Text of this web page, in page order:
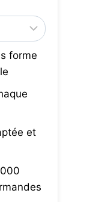
forme
et